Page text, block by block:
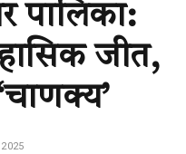
पालिका:
जीत,